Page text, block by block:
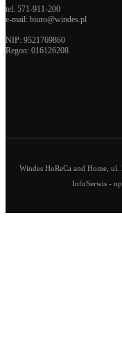
tel. 571-911-200
e-mail: biuro@windes.pl
NIP: 9521769860
Regon: 016126208
Windes HoReCa and Home,
InfoSerwis-